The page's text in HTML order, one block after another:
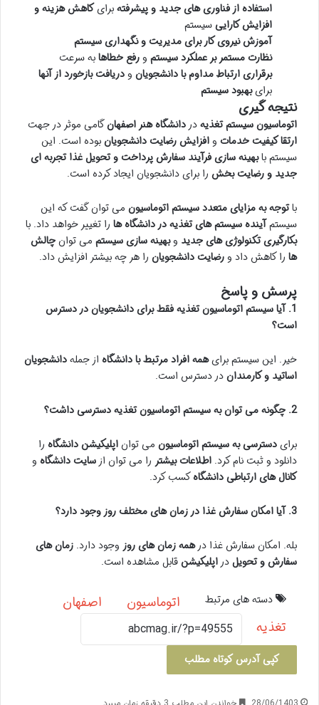
استفاده از فناوری های جدید و پیشرفتهبرایکاهش هزینه و
افزایش کاراییسیستم
آموزش نیروی کار برای مدیریت و نگهداری سیستم
نظارت مستمر بر عملکرد سیستم ورفع خطاهابه سرعت
برقراری ارتباط مداوم با دانشجویان ودریافت بازخورد از آنها
برایبهبود سیستم
نتیجه گیری
اتوماسیون سیستم تغذیهدر دانشگاه هنر اصفهانگامی موثر در جهت
ارتقا کیفیت خدمات وافزایش رضایت دانشجویانبوده است. این
سیستم بابهینه سازی فرآیند سفارش پرداخت و تحویل غذا تجربه ای
جدید و رضایت بخش را برای دانشجویان ایجاد کرده است.
باتوجه به مزایای متعدد سیستم اتوماسیون می توان گفت که این
سیستمآینده سیستم های تغذیه در دانشگاه ها را تغییر خواهد داد. با
بکارگیری تکنولوژی های جدید وبهینه سازی سیستم می توانچالش
ها را کاهش داد ورضایت دانشجویان را هر چه بیشتر افزایش داد.
پرسش و پاسخ
1. آیا سیستم اتوماسیون تغذیه فقط برای دانشجویان در دسترس
است؟
خیر. این سیستم برایهمه افراد مرتبط با دانشگاه از جملهدانشجویان
اساتید و کارمنداندر دسترس است.
2. چگونه می توان به سیستم اتوماسیون تغذیه دسترسی داشت؟
برایدسترسی به سیستم اتوماسیون می تواناپلیکیشن دانشگاه را
دانلود و ثبت نام کرد. اطلاعات بیشتر را می توان از سایت دانشگاه و
کانال های ارتباطی دانشگاهکسب کرد.
3. آیا امکان سفارش غذا در زمان های مختلف روز وجود دارد؟
بله. امکان سفارش غذا درهمه زمان های روز وجود دارد. زمان های
سفارش و تحویلدر اپلیکیشنقابل مشاهده است.
دسته های مرتبط اتوماسیون
اصفهان
تغذیه
کپی آدرس کوتاه مطلب